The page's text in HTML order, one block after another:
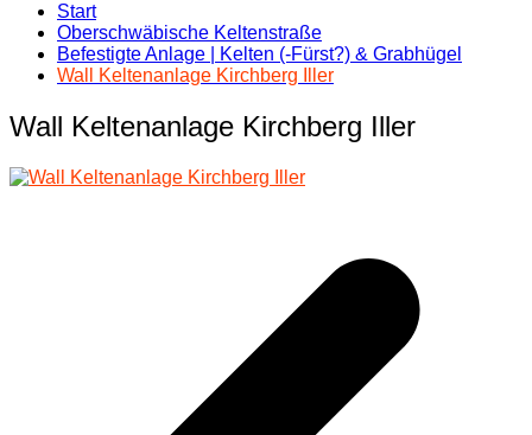
Start
Oberschwäbische Keltenstraße
Befestigte Anlage | Kelten (-Fürst?) & Grabhügel
Wall Keltenanlage Kirchberg Iller
Wall Keltenanlage Kirchberg Iller